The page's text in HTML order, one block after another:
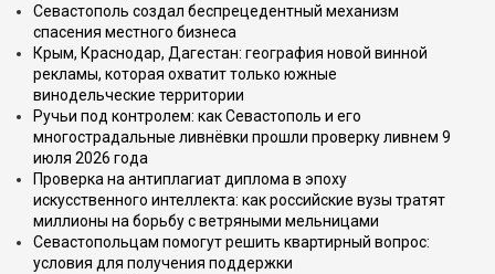
Севастополь создал беспрецедентный механизм
спасения местного бизнеса
Крым, Краснодар, Дагестан: география новой винной
рекламы, которая охватит только южные
винодельческие территории
Ручьи под контролем: как Севастополь и его
многострадальные ливнёвки прошли проверку ливнем 9
июля 2026 года
Проверка на антиплагиат диплома в эпоху
искусственного интеллекта: как российские вузы тратят
миллионы на борьбу с ветряными мельницами
Севастопольцам помогут решить квартирный вопрос:
условия для получения поддержки